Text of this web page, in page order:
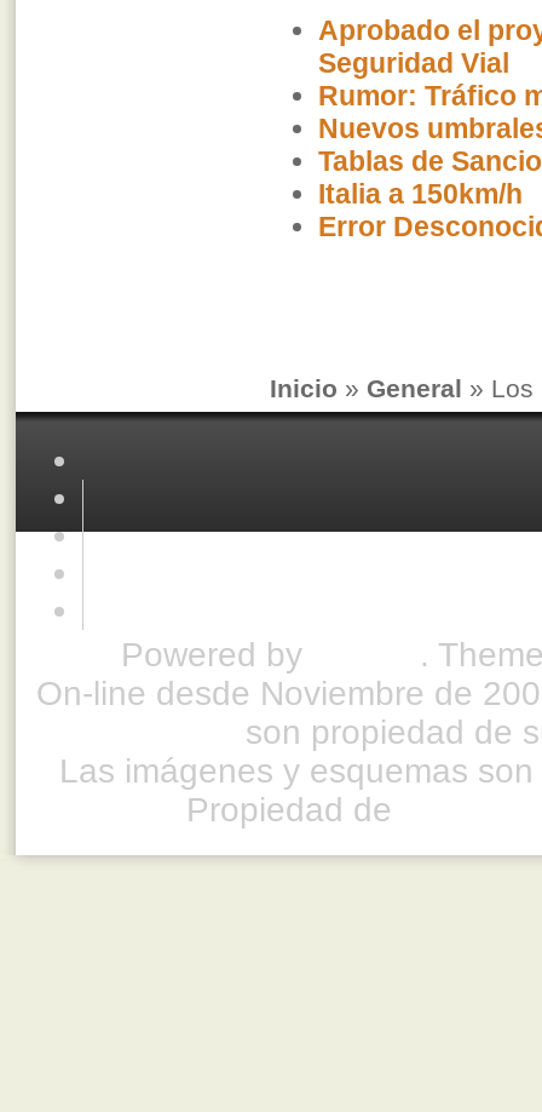
Aprobado el
Seguridad Vial
Rumor: Tráfico
Nuevos
Tablas de
Italia a 150km/h
Error
Inicio » General » Los
Powered by
.
On-line desde Noviembre de
son propiedad de
Las imágenes y esquemas
Propiedad de